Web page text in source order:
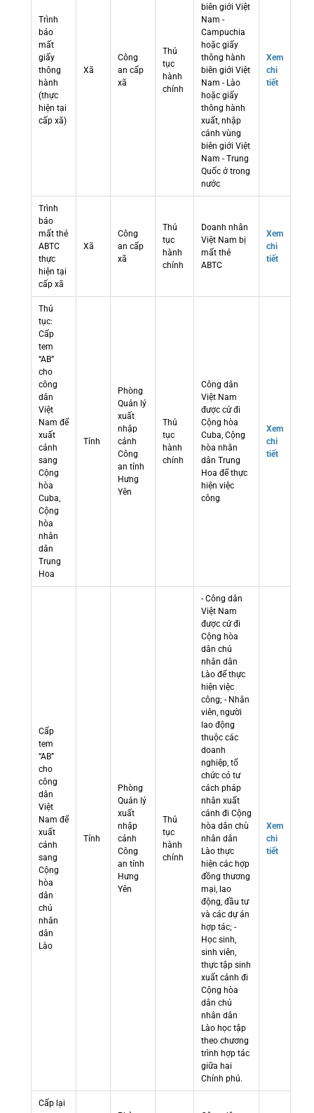
Trình
báo
mất
giấy
thông
hành
(thực
hiện tại
cấp xã)
Xã
Công
an cấp
xã
Thủ
tục
hành
chính
biên giới Việt
Nam -
Campuchia
hoặc giấy
thông hành
biên giới Việt
Nam - Lào
hoặc giấy
thông hành
xuất, nhập
cảnh vùng
biên giới Việt
Nam - Trung
Quốc ở trong
nước
Xem
chi
tiết
Trình
báo
mất thẻ
ABTC
thực
hiện tại
cấp xã
Xã
Công
an cấp
xã
Thủ
tục
hành
chính
Doanh nhân
Việt Nam bị
mất thẻ
ABTC
Xem
chi
tiết
Thủ
tục:
Cấp
tem
“AB”
cho
công
dân
Việt
Nam để
xuất
cảnh
sang
Cộng
hòa
Cuba,
Cộng
hòa
nhân
dân
Trung
Hoa
Tỉnh
Phòng
Quản lý
xuất
nhập
cảnh
Công
an tỉnh
Hưng
Yên
Thủ
tục
hành
chính
Công dân
Việt Nam
được cử đi
Cộng hòa
Cuba, Cộng
hòa nhân
dân Trung
Hoa để thực
hiện việc
công
Xem
chi
tiết
Cấp
tem
“AB”
cho
công
dân
Việt
Nam để
xuất
cảnh
sang
Cộng
hòa
dân
chủ
nhân
dân
Lào
Tỉnh
Phòng
Quản lý
xuất
nhập
cảnh
Công
an tỉnh
Hưng
Yên
Thủ
tục
hành
chính
- Công dân
Việt Nam
được cử đi
Cộng hòa
dân chủ
nhân dân
Lào để thực
hiện việc
công; - Nhân
viên, người
lao động
thuộc các
doanh
nghiệp, tổ
chức có tư
cách pháp
nhân xuất
cảnh đi Cộng
hòa dân chù
nhân dân
Lào thực
hiện các hợp
đồng thương
mại, lao
động, đầu tư
và các dự án
hợp tác; -
Học sinh,
sinh viên,
thực tập sinh
xuất cảnh đi
Cộng hòa
dân chủ
nhân dân
Lào học tập
theo chương
trình hợp tác
giữa hai
Chính phủ.
Xem
chi
tiết
Cấp lại